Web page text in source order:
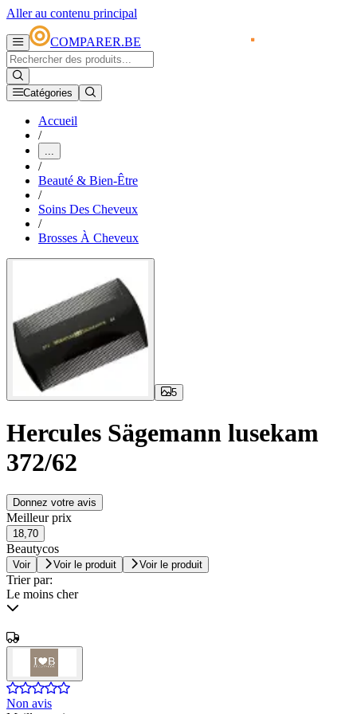
Aller au contenu principal
COMPARER.BE
Catégories
Accueil
/
...
/
Beauté & Bien-Être
/
Soins Des Cheveux
/
Brosses À Cheveux
5
Hercules Sägemann lusekam
372/62
Donnez votre avis
Meilleur prix
18,70
Beautycos
Voir Voir le produit Voir le produit
Trier par:
Le moins cher
Non avis